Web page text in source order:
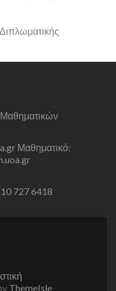
Μαθηματικών
Μαθηματικό:
727 6418
ThemeIsle